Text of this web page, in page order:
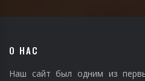
О НАС
Наш сайт был одним из